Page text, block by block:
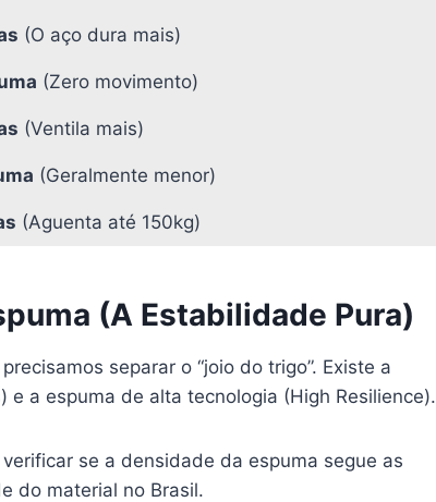
(O aço dura mais)
(Zero movimento)
(Ventila mais)
(Geralmente menor)
(Aguenta até 150kg)
(A Estabilidade Pura)
separar o “joio do trigo”. Existe a
a espuma de alta tecnologia (High Resilience).
se a densidade da espuma segue as
do material no Brasil.